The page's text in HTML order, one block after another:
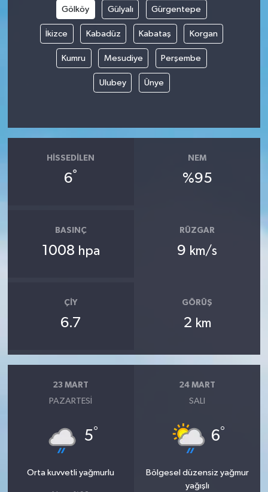
Gölköy Gülyalı Gürgentepe
İkizce Kabadüz Kabataş Korgan
Kumru Mesudiye Perşembe
Ulubey Ünye
HISSEDILEN
6°
NEM
%95
BASINÇ
1008 hpa
RÜZGAR
9 km/s
ÇIY
6.7
GÖRÜŞ
2 km
23 MART
PAZARTESI
5°
Orta kuvvetli yağmurlu
24 MART
SALI
6°
Bölgesel düzensiz yağmur
yağışlı